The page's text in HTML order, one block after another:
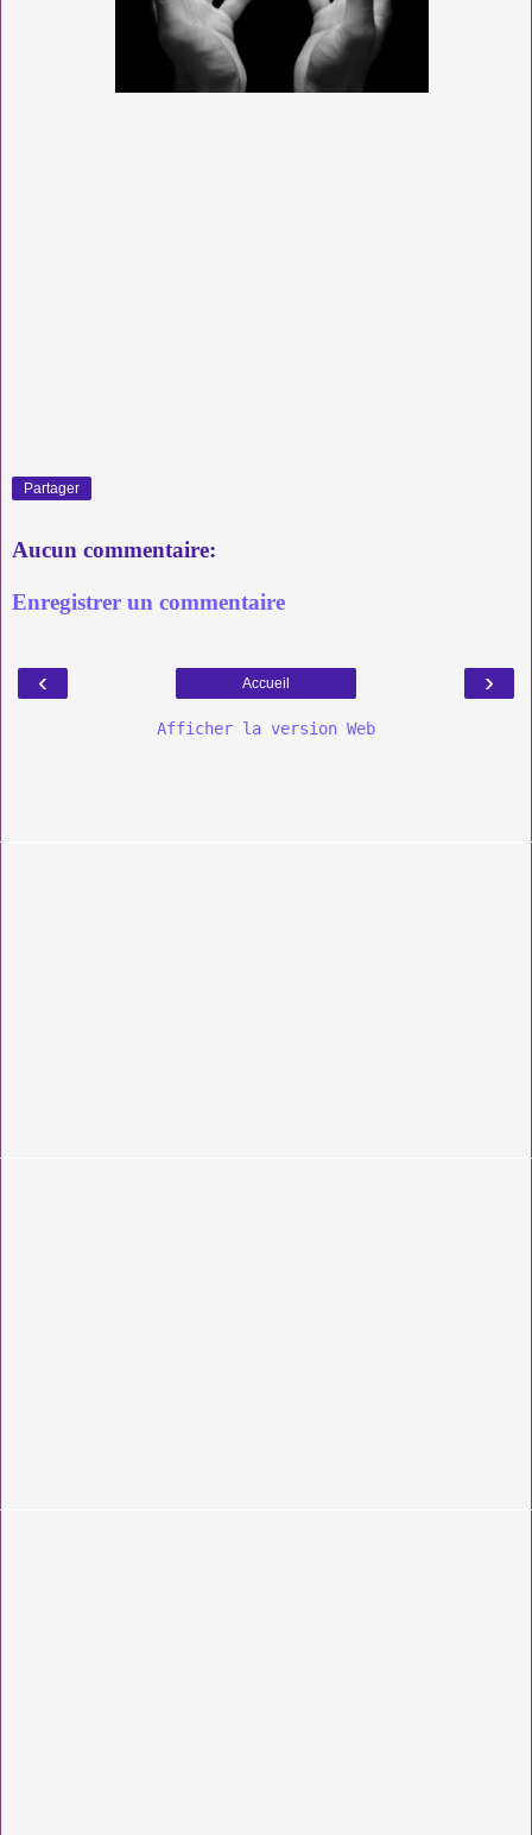
Partager
Aucun commentaire:
Enregistrer un commentaire
‹ ›
Accueil
Afficher la version Web